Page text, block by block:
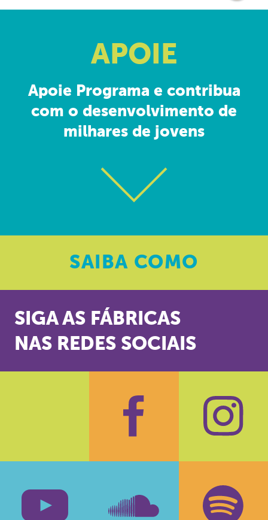
APOIE
Apoie Programa e contribua
com o desenvolvimento de
milhares de jovens
SAIBA COMO
SIGA AS FÁBRICAS
NAS REDES SOCIAIS
Facebook